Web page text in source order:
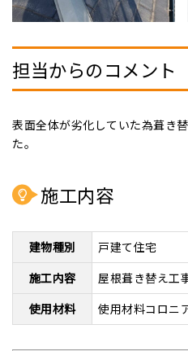
担当からのコメント
表面全体が劣化していた為葺き
た。
施工内容
建物種別
戸建て住宅
施工内容
屋根葺き替え工
使用材料
使用材料コロ